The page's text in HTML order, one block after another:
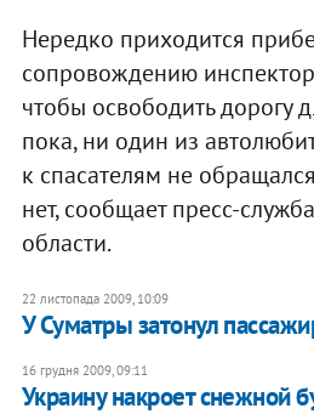
Нередко приходится
сопровождению
чтобы освободить дорогу
пока, ни один из
к спасателям не
нет, сообщает пресс-
области.
22 листопада 2009, 10:09
У Суматры затонул
16 грудня 2009, 09:11
Украину накроет снежной